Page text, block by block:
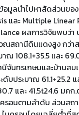
มูลนําไปหาสัดส่วนขอ
และ Multiple Linear
ผลการวิจัยพบว่
วณสถานีดินแดงสูง กว่า
าณ 108.1+35.5 และ
จันทรเกษมและบ้านสม
บประมาณ 61.1+25.2 แ
และ 41.5t24.6 มค
ครอนตามลําดับ ส่วนส